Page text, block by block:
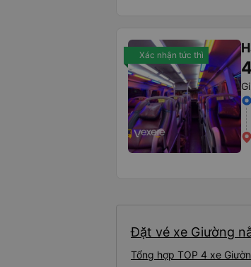
Xác nhận tức thì
Đặt vé xe Giường
Tổng hợp TOP 4 xe